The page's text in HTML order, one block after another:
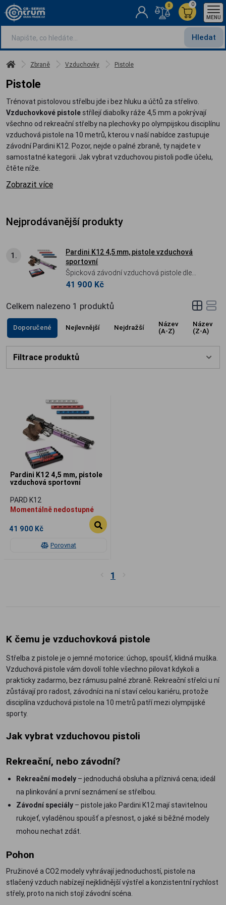
Hledat
0
0
MENU
Zbraně Vzduchovky Pistole
Pistole
Trénovat pistolovou střelbu jde i bez hluku a účtů za střelivo.
Vzduchovkové pistole střílejí diabolky ráže 4,5 mm a pokrývají
všechno od rekreační střelby na plechovky po olympijskou disciplínu
vzduchová pistole na 10 metrů, kterou v naší nabídce zastupuje
závodní Pardini K12. Pozor, nejde o palné zbraně, ty najdete v
samostatné kategorii. Jak vybrat vzduchovou pistoli podle účelu,
čtěte níže.
Zobrazit více
Nejprodávanější produkty
1.
Pardini K12 4,5 mm, pistole vzduchová
sportovní
Špicková závodní vzduchová pistole dle
pravidel UIT.
41 900 Kč
Celkem nalezeno 1 produktů
Doporučené Nejlevnější Nejdražší
Název
(A-Z)
Název
(Z-A)
Filtrace produktů
Porovnat
Pardini K12 4,5 mm, pistole
vzduchová sportovní
PARD K12
Momentálně nedostupné
41 900 Kč
1
K čemu je vzduchovková pistole
Střelba z pistole je o jemné motorice: úchop, spoušť, klidná muška.
Vzduchová pistole vám dovolí tohle všechno pilovat kdykoli a
prakticky zadarmo, bez rámusu palné zbraně. Rekreační střelci u ní
zůstávají pro radost, závodníci na ní staví celou kariéru, protože
disciplína vzduchová pistole na 10 metrů patří mezi olympijské
sporty.
Jak vybrat vzduchovou pistoli
Rekreační, nebo závodní?
Rekreační modely – jednoduchá obsluha a příznivá cena; ideál
na plinkování a první seznámení se střelbou.
Závodní speciály – pistole jako Pardini K12 mají stavitelnou
rukojeť, vyladěnou spoušť a přesnost, o jaké si běžné modely
mohou nechat zdát.
Pohon
Pružinové a CO2 modely vyhrávají jednoduchostí, pistole na
stlačený vzduch nabízejí nejklidnější výstřel a konzistentní rychlost
střely, proto na nich stojí závodní scéna.